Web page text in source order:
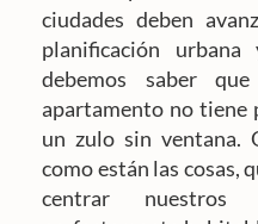
ciudades deben
planificación
debemos saber
apartamento no tiene
un zulo sin ventana.
como están las cosas,
centrar nuestros